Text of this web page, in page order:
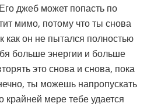
джеб может попасть по
мимо, потому что ты снова
как он не пытался полностью
больше энергии и больше
это снова и снова, пока
ты можешь напропускать
мере тебе удается